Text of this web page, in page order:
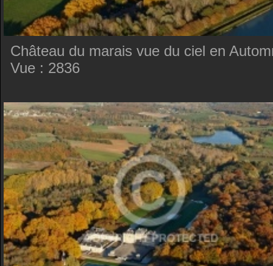
Château du marais vue du ciel en
Vue : 2836